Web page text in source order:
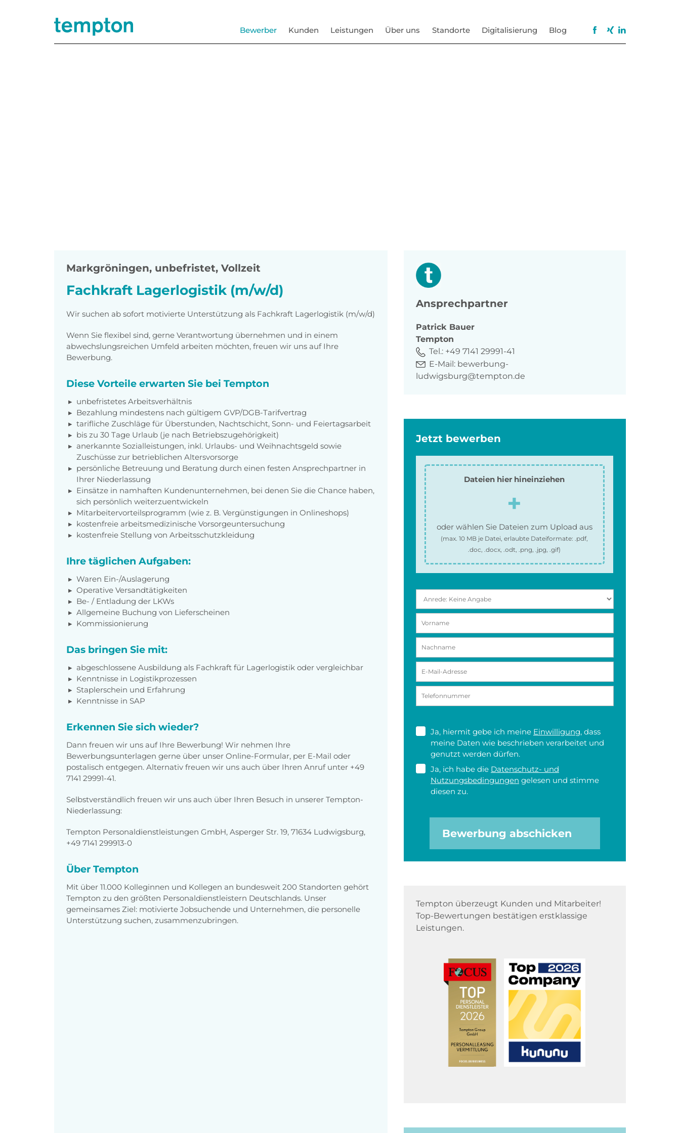
Bewerber Kunden Leistungen Über uns Standorte Digitalisierung Blog
Markgröningen, unbefristet, Vollzeit
Fachkraft Lagerlogistik (m/w/d)
Wir suchen ab sofort motivierte Unterstützung als Fachkraft Lagerlogistik (m/w/d)
Wenn Sie flexibel sind, gerne Verantwortung übernehmen und in einem
abwechslungsreichen Umfeld arbeiten möchten, freuen wir uns auf Ihre
Bewerbung.
Diese Vorteile erwarten Sie bei Tempton
unbefristetes Arbeitsverhältnis
Bezahlung mindestens nach gültigem GVP/DGB-Tarifvertrag
tarifliche Zuschläge für Überstunden, Nachtschicht, Sonn- und Feiertagsarbeit
bis zu 30 Tage Urlaub (je nach Betriebszugehörigkeit)
anerkannte Sozialleistungen, inkl. Urlaubs- und Weihnachtsgeld sowie
Zuschüsse zur betrieblichen Altersvorsorge
persönliche Betreuung und Beratung durch einen festen Ansprechpartner in
Ihrer Niederlassung
Einsätze in namhaften Kundenunternehmen, bei denen Sie die Chance haben,
sich persönlich weiterzuentwickeln
Mitarbeitervorteilsprogramm (wie z. B. Vergünstigungen in Onlineshops)
kostenfreie arbeitsmedizinische Vorsorgeuntersuchung
kostenfreie Stellung von Arbeitsschutzkleidung
Ihre täglichen Aufgaben:
Waren Ein-/Auslagerung
Operative Versandtätigkeiten
Be- / Entladung der LKWs
Allgemeine Buchung von Lieferscheinen
Kommissionierung
Das bringen Sie mit:
abgeschlossene Ausbildung als Fachkraft für Lagerlogistik oder vergleichbar
Kenntnisse in Logistikprozessen
Staplerschein und Erfahrung
Kenntnisse in SAP
Erkennen Sie sich wieder?
Dann freuen wir uns auf Ihre Bewerbung! Wir nehmen Ihre
Bewerbungsunterlagen gerne über unser Online-Formular, per E-Mail oder
postalisch entgegen. Alternativ freuen wir uns auch über Ihren Anruf unter +49
7141 29991-41.
Selbstverständlich freuen wir uns auch über Ihren Besuch in unserer Tempton-
Niederlassung:
Tempton Personaldienstleistungen GmbH, Asperger Str. 19, 71634 Ludwigsburg,
+49 7141 299913-0
Über Tempton
Mit über 11.000 Kolleginnen und Kollegen an bundesweit 200 Standorten gehört
Tempton zu den größten Personaldienstleistern Deutschlands. Unser
gemeinsames Ziel: motivierte Jobsuchende und Unternehmen, die personelle
Unterstützung suchen, zusammenzubringen.
Ansprechpartner
Patrick Bauer
Tempton
Tel.: +49 7141 29991-41
E-Mail: bewerbung-
ludwigsburg@tempton.de
Jetzt bewerben
Dateien hier hineinziehen
oder wählen Sie Dateien zum Upload aus
(max.10 MB je Datei, erlaubte Dateiformate:.pdf,
.doc, .docx, .odt, .png, .jpg, .gif)
Ja, hiermit gebe ich meine Einwilligung, dass
meine Daten wie beschrieben verarbeitet und
genutzt werden dürfen.
Ja, ich habe die Datenschutz- und
Nutzungsbedingungen gelesen und stimme
diesen zu.
Bewerbung abschicken
Tempton überzeugt Kunden und Mitarbeiter!
Top-Bewertungen bestätigen erstklassige
Leistungen.